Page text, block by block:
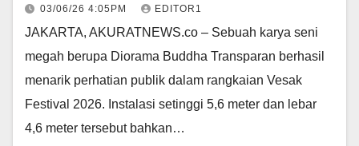
03/06/26 4:05PM EDITOR1
JAKARTA, AKURATNEWS.co – Sebuah karya seni
megah berupa Diorama Buddha Transparan berhasil
menarik perhatian publik dalam rangkaian Vesak
Festival 2026. Instalasi setinggi 5,6 meter dan lebar
4,6 meter tersebut bahkan…